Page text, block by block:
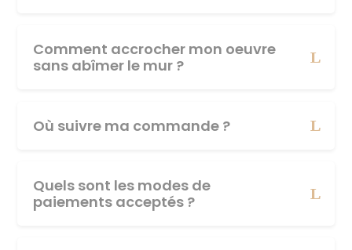
Comment accrocher mon oeuvre
sans abîmer le mur ?
Où suivre ma commande ?
Quels sont les modes de
paiements acceptés ?